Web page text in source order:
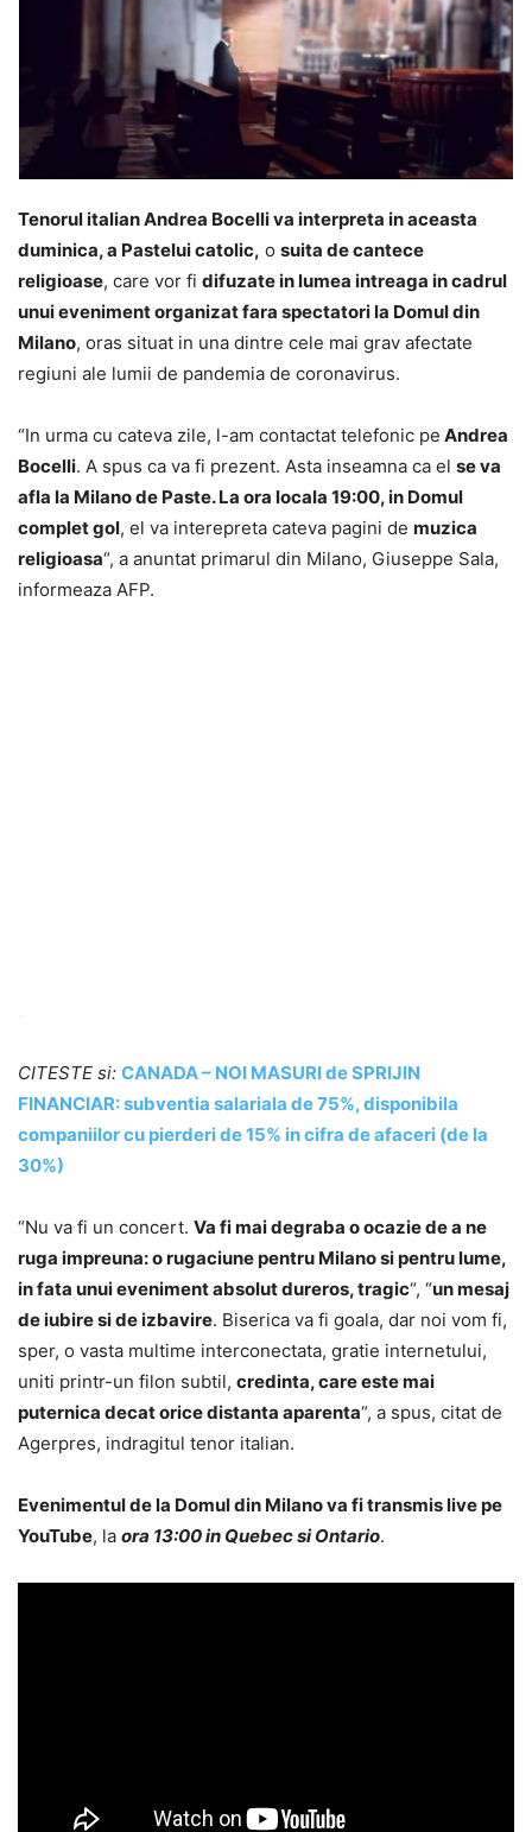
Tenorul italian Andrea Bocelli va interpreta in aceasta
duminica, a Pastelui catolic, o suita de cantece
religioase, care vor fi difuzate in lumea intreaga in cadrul
unui eveniment organizat fara spectatori la Domul din
Milano, oras situat in una dintre cele mai grav afectate
regiuni ale lumii de pandemia de coronavirus.
“In urma cu cateva zile, l-am contactat telefonic pe Andrea
Bocelli. A spus ca va fi prezent. Asta inseamna ca el se va
afla la Milano de Paste. La ora locala 19:00, in Domul
complet gol, el va interepreta cateva pagini de muzica
religioasa“, a anuntat primarul din Milano, Giuseppe Sala,
informeaza AFP.
CITESTE si: CANADA – NOI MASURI de SPRIJIN
FINANCIAR: subventia salariala de 75%, disponibila
companiilor cu pierderi de 15% in cifra de afaceri (de la
30%)
“Nu va fi un concert. Va fi mai degraba o ocazie de a ne
ruga impreuna: o rugaciune pentru Milano si pentru lume,
in fata unui eveniment absolut dureros, tragic“, “un mesaj
de iubire si de izbavire. Biserica va fi goala, dar noi vom fi,
sper, o vasta multime interconectata, gratie internetului,
uniti printr-un filon subtil, credinta, care este mai
puternica decat orice distanta aparenta“, a spus, citat de
Agerpres, indragitul tenor italian.
Evenimentul de la Domul din Milano va fi transmis live pe
YouTube, la ora 13:00 in Quebec si Ontario.